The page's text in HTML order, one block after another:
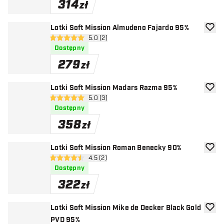
314zł
Lotki Soft Mission Almudeno Fajardo 95%
otwórz panel recenzji
5 gwiazdki oceny5.0 (2)
Dostępny
279zł
Lotki Soft Mission Madars Razma 95%
otwórz panel recenzji
5 gwiazdki oceny5.0 (3)
Dostępny
358zł
Lotki Soft Mission Roman Benecky 90%
otwórz panel recenzji
4.5 gwiazdki oceny
4.5 (2)
Dostępny
322zł
Lotki Soft Mission Mike de Decker Black Gold
PVD 95%